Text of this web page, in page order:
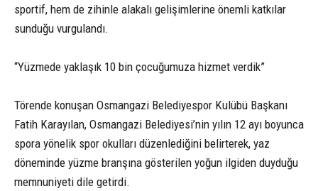
sportif, hem de zihinle alakalı gelişimlerine önemli katkılar
sunduğu vurgulandı.
“Yüzmede yaklaşık 10 bin çocuğumuza hizmet verdik”
Törende konuşan Osmangazi Belediyespor Kulübü Başkanı
Fatih Karayılan, Osmangazi Belediyesi’nin yılın 12 ayı boyunca
spora yönelik spor okulları düzenlediğini belirterek, yaz
döneminde yüzme branşına gösterilen yoğun ilgiden duyduğu
memnuniyeti dile getirdi.